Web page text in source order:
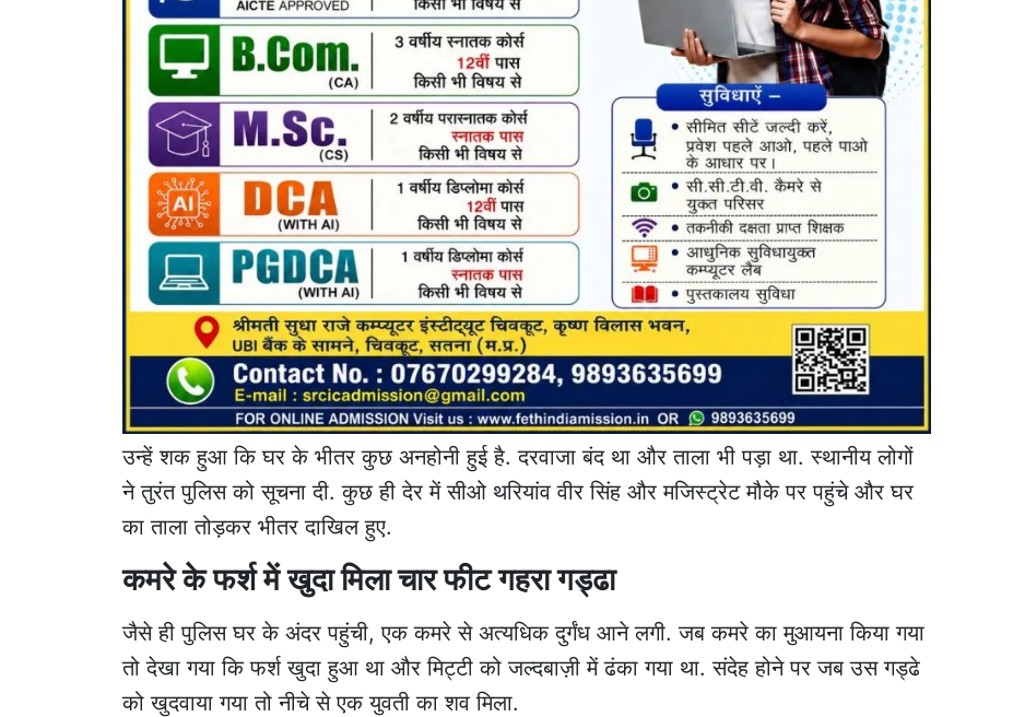
उन्हें शक हुआ कि घर के भीतर कुछ अनहोनी हुई है. दरवाजा बंद था और ताला भी पड़ा था. स्थानीय लोगों
ने तुरंत पुलिस को सूचना दी. कुछ ही देर में सीओ थरियांव वीर सिंह और मजिस्ट्रेट मौके पर पहुंचे और घर
का ताला तोड़कर भीतर दाखिल हुए.
कमरे के फर्श में खुदा मिला चार फीट गहरा गड्ढा
जैसे ही पुलिस घर के अंदर पहुंची, एक कमरे से अत्यधिक दुर्गंध आने लगी. जब कमरे का मुआयना किया गया
तो देखा गया कि फर्श खुदा हुआ था और मिट्टी को जल्दबाज़ी में ढंका गया था. संदेह होने पर जब उस गड्ढे
को खुदवाया गया तो नीचे से एक युवती का शव मिला.